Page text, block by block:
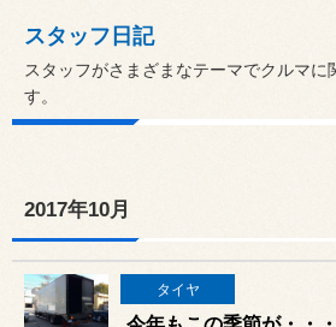
スタッフ日記
スタッフがさまざまなテーマでクルマに
す。
2017年10月
タイヤ